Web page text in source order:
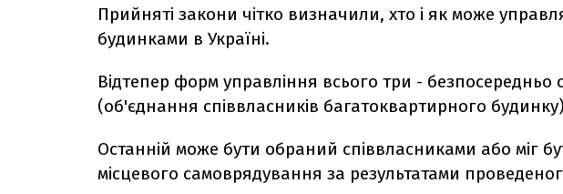
Прийняті закони чітко визначили, хто і як може
будинками в Україні.
Відтепер форм управління всього три - безпосередньо
(об'єднання співвласників багатоквартирного
Останній може бути обраний співвласниками або міг
місцевого самоврядування за результатами